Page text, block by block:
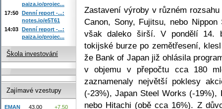
Zastavení výroby v různém
Canon, Sony, Fujitsu, nebo
však daleko širší. V pondělí 14.
tokijské burze po zemětřesení,
že Bank of Japan již ohlásila
v objemu v přepočtu cca 180
zaznamenaly největší poklesy
(-23%), Japan Steel Works (-19%),
nebo Hitachi (obě cca 16%). Z
paiza.io/projec...
17:50 Denní report -...:
notes.io/e5T61
14:03 Denní report -...:
paiza.io/projec...
Škola investování
Zajímavé vzestupy
EMAN 43,00
+7,50